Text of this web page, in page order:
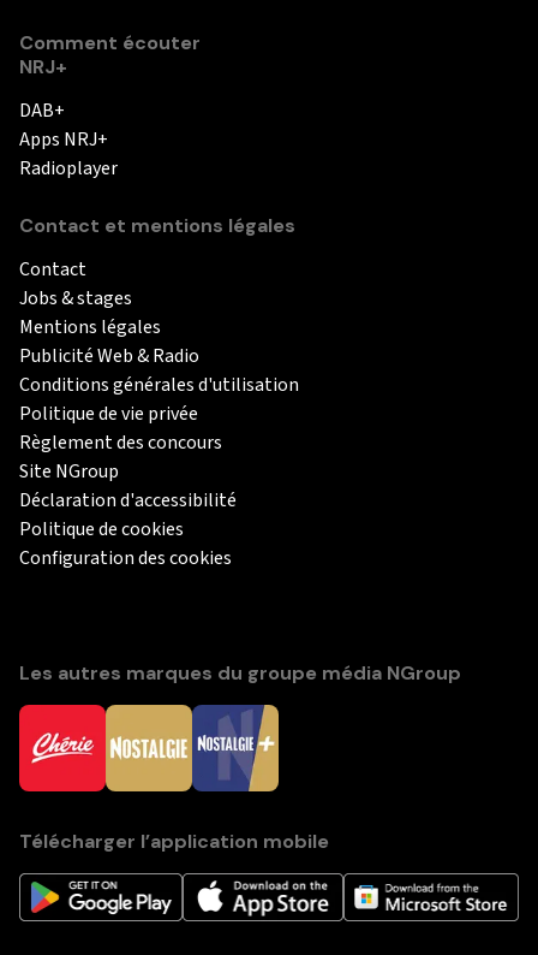
Comment écouter
NRJ+
DAB+
Apps NRJ+
Radioplayer
Contact et mentions légales
Contact
Jobs & stages
Mentions légales
Publicité Web & Radio
Conditions générales d'utilisation
Politique de vie privée
Règlement des concours
Site NGroup
Déclaration d'accessibilité
Politique de cookies
Configuration des cookies
Les autres marques du groupe média NGroup
Télécharger l’application mobile